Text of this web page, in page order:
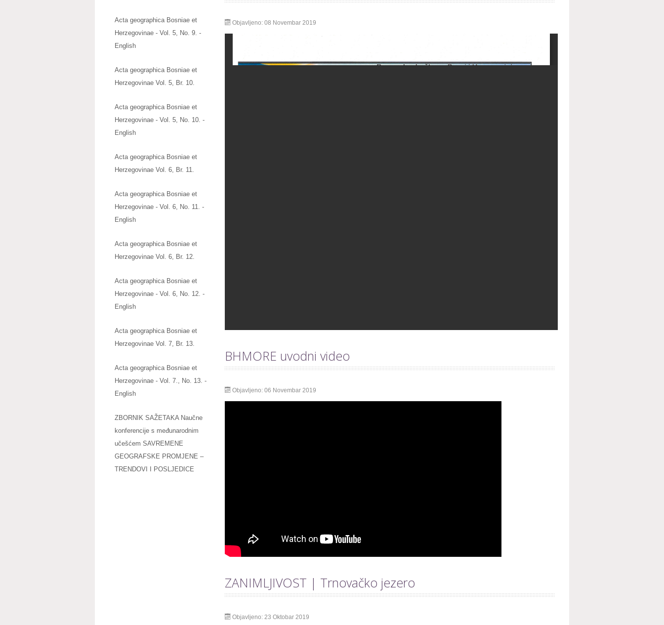
Acta geographica Bosniae et
Herzegovinae - Vol. 5, No. 9. -
English
Acta geographica Bosniae et
Herzegovinae Vol. 5, Br. 10.
Acta geographica Bosniae et
Herzegovinae - Vol. 5, No. 10. -
English
Acta geographica Bosniae et
Herzegovinae Vol. 6, Br. 11.
Acta geographica Bosniae et
Herzegovinae - Vol. 6, No. 11. -
English
Acta geographica Bosniae et
Herzegovinae Vol. 6, Br. 12.
Acta geographica Bosniae et
Herzegovinae - Vol. 6, No. 12. -
English
Acta geographica Bosniae et
Herzegovinae Vol. 7, Br. 13.
Acta geographica Bosniae et
Herzegovinae - Vol. 7., No. 13. -
English
ZBORNIK SAŽETAKA Naučne
konferencije s međunarodnim
učešćem SAVREMENE
GEOGRAFSKE PROMJENE –
TRENDOVI I POSLJEDICE
Objavljeno: 08 Novembar 2019
BHMORE uvodni video
Objavljeno: 06 Novembar 2019
ZANIMLJIVOST | Trnovačko jezero
Objavljeno: 23 Oktobar 2019